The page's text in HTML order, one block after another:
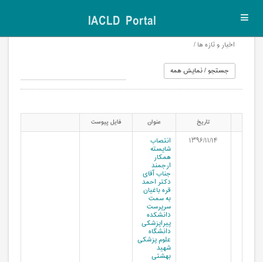
IACLD Portal
اخبار و تازه ها /
تاریخ عنوان فایل پیوست
۱۳۹۶/۱۱/۱۴ انتصاب
شایسته
همکار
ارجمند
جناب آقای
دکتر احمد
قره باغیان
به سمت
سرپرست
دانشکده
پیراپزشکی
دانشگاه
علوم پزشکی
شهید
بهشتی